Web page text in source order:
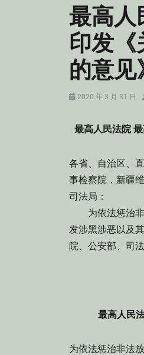
最高人
印发
的意见
Posted
2020 年 3 月 31 日
最高人民法院
各省、自治区、
事检察院，新疆
司法局：
为依法惩治非
发涉黑涉恶以及
院、公安部、司
最高人民
为依法惩治非法